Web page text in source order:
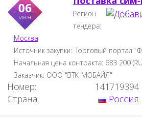
06
июн
Регион
тендера:
Москва
Источник закупки: Торговый портал
Начальная цена контракта: 683 200(
Заказчик: ООО "ВТК-МОБАЙЛ"
Номер:
141719394
Страна:
Россия